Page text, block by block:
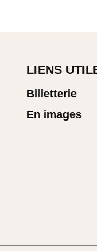
LIENS
Billetterie
En images